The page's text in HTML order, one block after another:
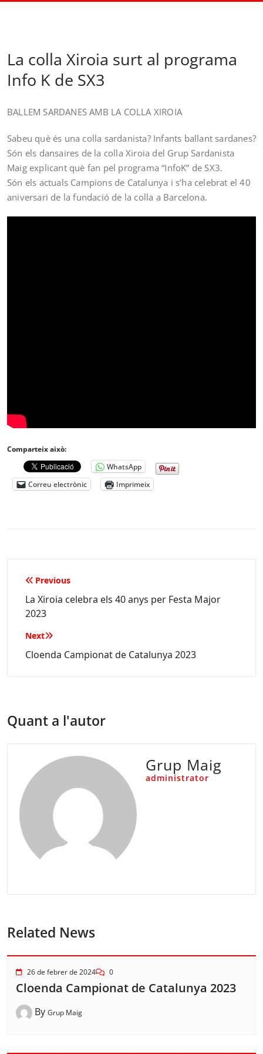
La colla Xiroia surt al programa
Info K de SX3
BALLEM SARDANES AMB LA COLLA XIROIA
Sabeu què és una colla sardanista? Infants ballant sardanes?
Són els dansaires de la colla Xiroia del Grup Sardanista
Maig explicant què fan pel programa “InfoK” de SX3.
Són els actuals Campions de Catalunya i s’ha celebrat el 40
aniversari de la fundació de la colla a Barcelona.
Comparteix això:
WhatsApp
Correu electrònic
Imprimeix
Navegació
d'entrades
Previous
La Xiroia celebra els 40 anys per Festa Major
2023
Next
Cloenda Campionat de Catalunya 2023
Quant a l'autor
Grup Maig
administrator
Related News
26 de febrer de 2024 0
Cloenda Campionat de Catalunya 2023
By Grup Maig